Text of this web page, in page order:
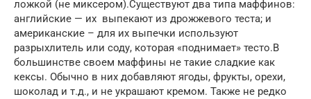
ложкой (не миксером).Существуют два типа маффинов:
английские — их выпекают из дрожжевого теста; и
американские – для их выпечки используют
разрыхлитель или соду, которая «поднимает» тесто.В
большинстве своем маффины не такие сладкие как
кексы. Обычно в них добавляют ягоды, фрукты, орехи,
шоколад и т.д., и не украшают кремом. Также не редко